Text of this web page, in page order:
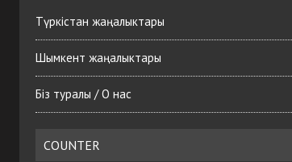
Түркістан жаңалыктары
Шымкент жаңалыктары
Біз туралы / О нас
COUNTER